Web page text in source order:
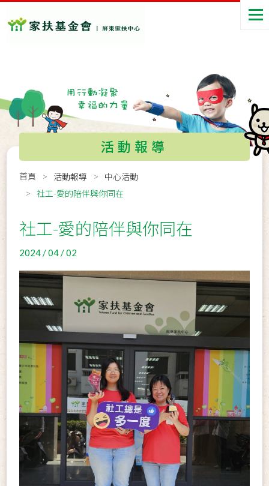
活動報導
首頁 活動報導
中心活動
社工-愛的陪伴與你同在
社工-愛的陪伴與你同在
2024 / 04 / 02